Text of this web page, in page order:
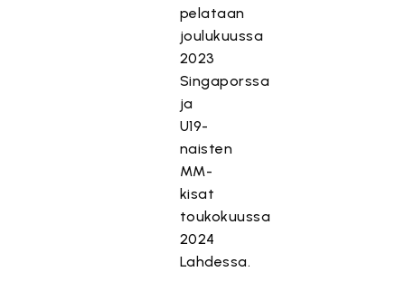
pelataan
joulukuussa
2023
Singaporssa
ja
U19-
naisten
MM-
kisat
toukokuussa
2024
Lahdessa.